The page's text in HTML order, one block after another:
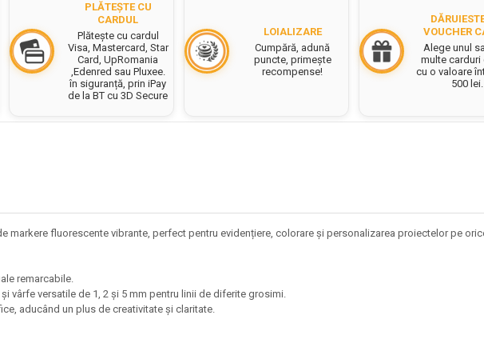
PLĂTEȘTE CU
CARDUL
Plătește cu cardul
Visa, Mastercard, Star
Card, UpRomania
,Edenred sau Pluxee.
în siguranță, prin iPay
de la BT cu 3D Secure
LOIALIZARE
Cumpără, adună
puncte, primește
recompense!
VOUCHER
Alege unul
multe carduri
cu o valoare
500 lei.
markere fluorescente vibrante, perfect pentru evidențiere, colorare și personalizarea proiectelor pe
remarcabile.
vârfe versatile de 1, 2 și 5 mm pentru linii de diferite grosimi.
aducând un plus de creativitate și claritate.